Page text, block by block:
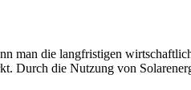
man die langfristigen
Durch die Nutzung von